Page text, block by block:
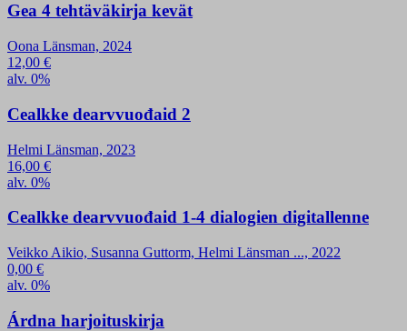
Gea 4 tehtäväkirja kevät
Oona Länsman, 2024
12,00 €
alv. 0%
Cealkke dearvvuođaid 2
Helmi Länsman, 2023
16,00 €
alv. 0%
Cealkke dearvvuođaid 1-4 dialogien digitallenne
Veikko Aikio, Susanna Guttorm, Helmi Länsman ..., 2022
0,00 €
alv. 0%
Árdna harjoituskirja